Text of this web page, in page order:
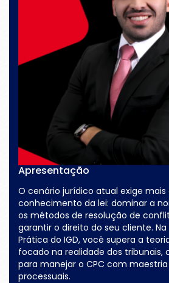
Apresentação
O cenário jurídico atual exige mais
conhecimento da lei: dominar a
os métodos de resolução de
garantir o direito do seu cliente.
Prática do IGD, você supera a
focado na realidade dos tribunais,
para manejar o CPC com
processuais.